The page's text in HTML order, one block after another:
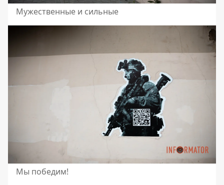
Мужественные и сильные
Мы победим!